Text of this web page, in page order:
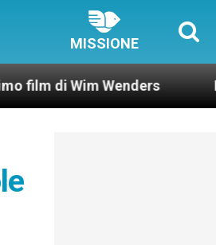
MISSIONE
Wenders Lunedì 4